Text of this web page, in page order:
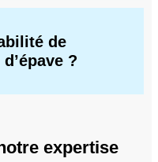
de
?
expertise